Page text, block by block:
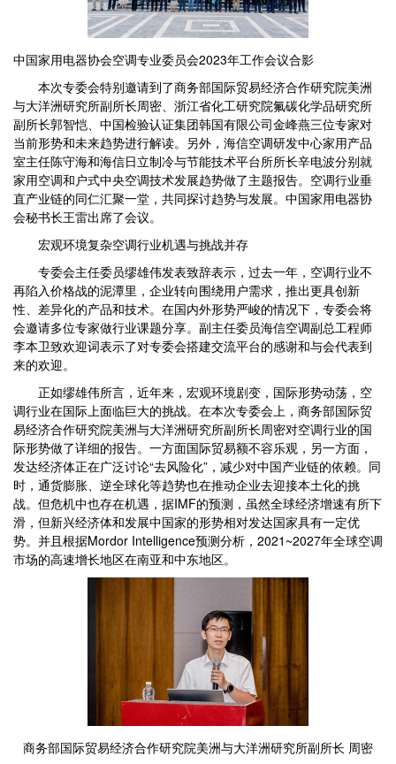
中国家用电器协会空调专业委员会2023年工作会议合影
本次专委会特别邀请到了商务部国际贸易经济合作研究院美洲
与大洋洲研究所副所长周密、浙江省化工研究院氟碳化学品研究所
副所长郭智恺、中国检验认证集团韩国有限公司金峰燕三位专家对
当前形势和未来趋势进行解读。另外，海信空调研发中心家用产品
室主任陈守海和海信日立制冷与节能技术平台所所长辛电波分别就
家用空调和户式中央空调技术发展趋势做了主题报告。空调行业垂
直产业链的同仁汇聚一堂，共同探讨趋势与发展。中国家用电器协
会秘书长王雷出席了会议。
宏观环境复杂空调行业机遇与挑战并存
专委会主任委员缪雄伟发表致辞表示，过去一年，空调行业不
再陷入价格战的泥潭里，企业转向围绕用户需求，推出更具创新
性、差异化的产品和技术。在国内外形势严峻的情况下，专委会将
会邀请多位专家做行业课题分享。副主任委员海信空调副总工程师
李本卫致欢迎词表示了对专委会搭建交流平台的感谢和与会代表到
来的欢迎。
正如缪雄伟所言，近年来，宏观环境剧变，国际形势动荡，空
调行业在国际上面临巨大的挑战。在本次专委会上，商务部国际贸
易经济合作研究院美洲与大洋洲研究所副所长周密对空调行业的国
际形势做了详细的报告。一方面国际贸易额不容乐观，另一方面，
发达经济体正在广泛讨论“去风险化”，减少对中国产业链的依赖。同
时，通货膨胀、逆全球化等趋势也在推动企业去迎接本土化的挑
战。但危机中也存在机遇，据IMF的预测，虽然全球经济增速有所下
滑，但新兴经济体和发展中国家的形势相对发达国家具有一定优
势。并且根据Mordor Intelligence预测分析，2021~2027年全球空调
市场的高速增长地区在南亚和中东地区。
商务部国际贸易经济合作研究院美洲与大洋洲研究所副所长 周密